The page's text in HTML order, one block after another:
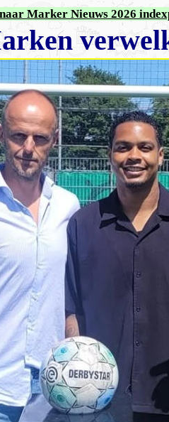
naar Marker Nieuws 2026